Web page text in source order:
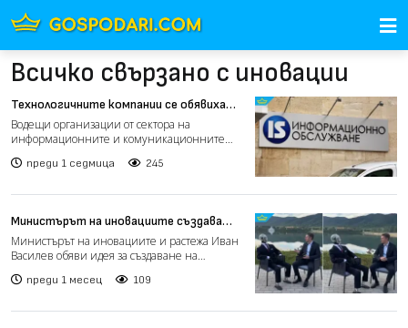
Всичко свързано с иновации
Технологичните компании се обявиха
срещу монопола на „Информационно
обслужване“
Водещи организации от сектора на
информационните и комуникационните
преди 1 седмица 245
Министърът на иновациите създава
консултативен съвет от роботи
(видео)
Министърът на иновациите и растежа Иван
Василев обяви идея за създаване на
преди 1 месец 109